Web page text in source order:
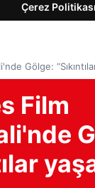
Çerez Politikası
Gölge:
Film